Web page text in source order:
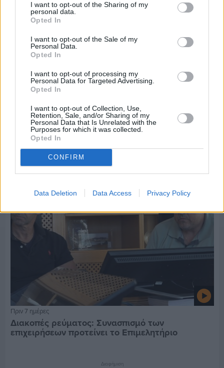
I want to opt-out of the Sharing of my
personal data.
Opted In
I want to opt-out of the Sale of my
Personal Data.
Opted In
I want to opt-out of processing my
Personal Data for Targeted Advertising.
Opted In
I want to opt-out of Collection, Use,
Retention, Sale, and/or Sharing of my
Personal Data that Is Unrelated with the
Purposes for which it was collected.
Opted In
CONFIRM
Data Deletion Data Access Privacy Policy
Πριν 7 ημέρες
Εργασίες ασφαλτόστρωσης σε τρεις οδούς του
Βαρβασίου
Πριν 7 ημέρες
Διακοπές ρεύματος: Συνασπισμό των
επιχειρήσεων προτείνει το Επιμελητήριο
Διαφήμιση